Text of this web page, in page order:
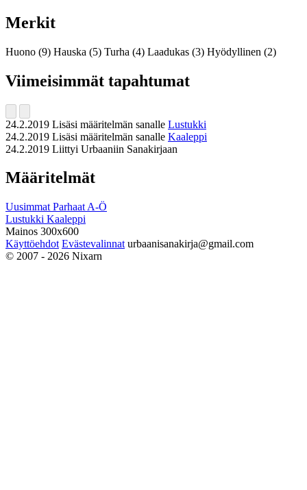
Merkit
Huono (9) Hauska (5) Turha (4) Laadukas (3) Hyödyllinen (2)
Viimeisimmät tapahtumat
24.2.2019 Lisäsi määritelmän sanalle Lustukki
24.2.2019 Lisäsi määritelmän sanalle Kaaleppi
24.2.2019 Liittyi Urbaaniin Sanakirjaan
Määritelmät
Uusimmat Parhaat A-Ö
Lustukki Kaaleppi
Mainos 300x600
Käyttöehdot Evästevalinnat urbaanisanakirja@gmail.com
© 2007 - 2026 Nixarn